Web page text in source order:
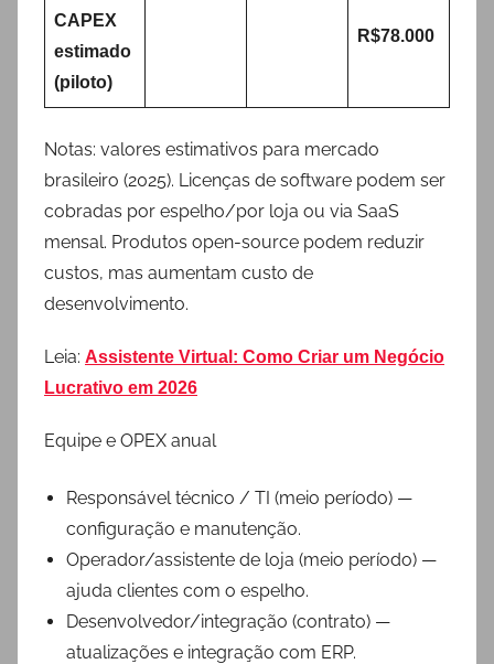
CAPEX
estimado
(piloto)
R$78.000
Notas: valores estimativos para mercado
brasileiro (2025). Licenças de software podem ser
cobradas por espelho/por loja ou via SaaS
mensal. Produtos open-source podem reduzir
custos, mas aumentam custo de
desenvolvimento.
Leia: Assistente Virtual: Como Criar um Negócio
Lucrativo em 2026
Equipe e OPEX anual
Responsável técnico / TI (meio período) —
configuração e manutenção.
Operador/assistente de loja (meio período) —
ajuda clientes com o espelho.
Desenvolvedor/integração (contrato) —
atualizações e integração com ERP.